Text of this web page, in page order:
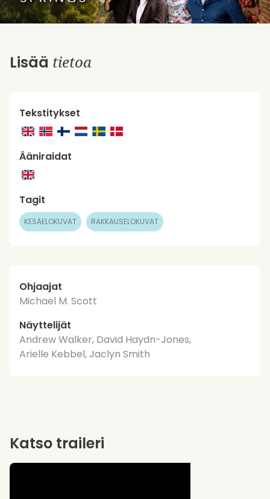
Lisää tietoa
Tekstitykset
Ääniraidat
Tagit
KESÄELOKUVAT RAKKAUSELOKUVAT
Ohjaajat
Michael M. Scott
Näyttelijät
Andrew Walker, David Haydn-Jones,
Arielle Kebbel, Jaclyn Smith
Katso traileri